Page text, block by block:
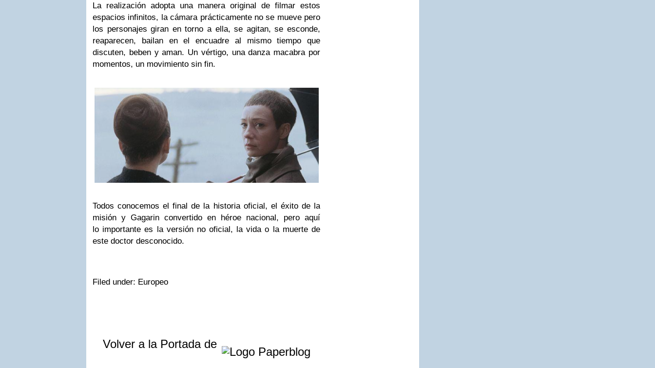
La realización adopta una manera original de filmar estos
espacios infinitos, la cámara prácticamente no se mueve pero
los personajes giran en torno a ella, se agitan, se esconde,
reaparecen, bailan en el encuadre al mismo tiempo que
discuten, beben y aman. Un vértigo, una danza macabra por
momentos, un movimiento sin fin.
Todos conocemos el final de la historia oficial, el éxito de la
misión y Gagarin convertido en héroe nacional, pero aquí
lo importante es la versión no oficial, la vida o la muerte de
este doctor desconocido.
Filed under: Europeo
Volver a la Portada de